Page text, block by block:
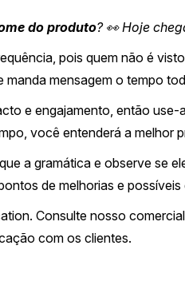
do produto? 👀 Hoje
pois quem não é
manda mensagem o tempo
e engajamento, então
você entenderá a melhor
a gramática e observe se
de melhorias e possíveis
Consulte nosso
com os clientes.